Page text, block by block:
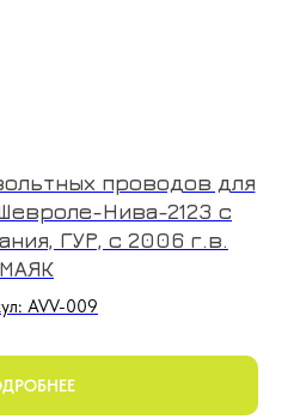
проводов для
Нива-2123 с
ГУР, с 2006 г.в.
МАЯК
AVV-009